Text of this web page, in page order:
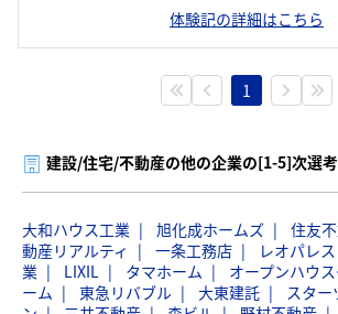
体験記の詳細はこちら
1
建設/住宅/不動産の他の企業の[1-5]次選
大和ハウス工業 旭化成ホームズ 住友
動産リアルティ
一条工務店 レオパレ
業
LIXIL タマホーム オープンハウ
ーム
東急リバブル 大東建託
スター